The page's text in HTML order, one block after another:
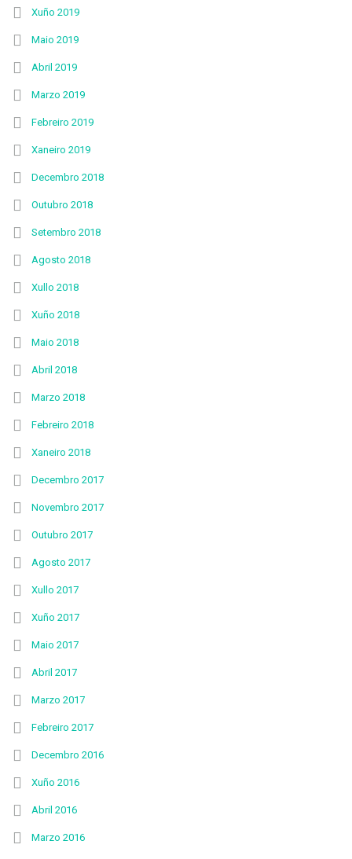
Xuño 2019
Maio 2019
Abril 2019
Marzo 2019
Febreiro 2019
Xaneiro 2019
Decembro 2018
Outubro 2018
Setembro 2018
Agosto 2018
Xullo 2018
Xuño 2018
Maio 2018
Abril 2018
Marzo 2018
Febreiro 2018
Xaneiro 2018
Decembro 2017
Novembro 2017
Outubro 2017
Agosto 2017
Xullo 2017
Xuño 2017
Maio 2017
Abril 2017
Marzo 2017
Febreiro 2017
Decembro 2016
Xuño 2016
Abril 2016
Marzo 2016